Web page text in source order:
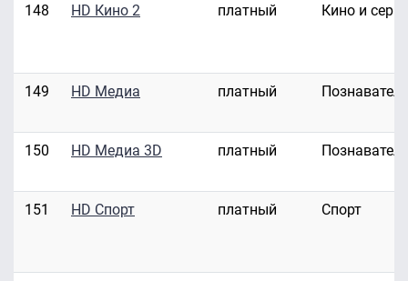
148 HD Кино 2 платный Кино и
149 HD Медиа платный
150 HD Медиа 3D платный
151 HD Спорт платный Спорт